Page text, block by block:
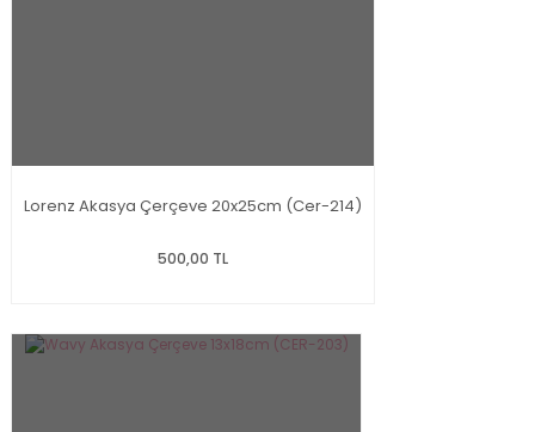
Lorenz Akasya Çerçeve 20x25cm (Cer-214)
500,00 TL